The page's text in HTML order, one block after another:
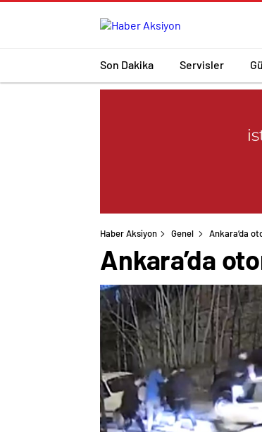
Son Dakika Servisler
Haber Aksiyon Genel Ankara’da
Ankara’da